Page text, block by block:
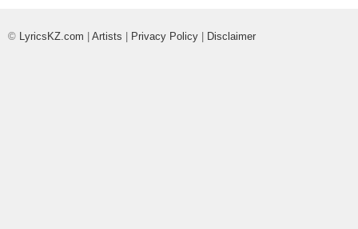
© LyricsKZ.com Artists Privacy Policy Disclaimer